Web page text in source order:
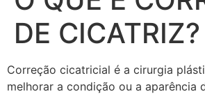
DE CICATRIZ?
Correção cicatricial é a cirurgia
melhorar a condição ou a aparência